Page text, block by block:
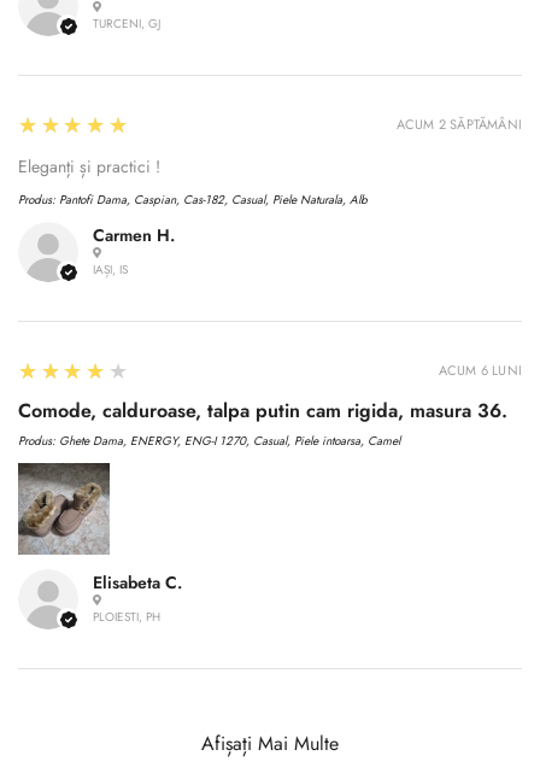
TURCENI, GJ
Carmen H.
IAȘI, IS
5
★★★★★
Eleganți și practici !
Produs: Pantofi Dama, Caspian, Cas-182, Casual, Piele Naturala, Alb
ACUM 2 SĂPTĂMÂNI
Elisabeta C.
PLOIESTI, PH
4
★★★★★
Comode, calduroase, talpa putin cam rigida, masura 36.
Produs: Ghete Dama, ENERGY, ENG-I 1270, Casual, Piele intoarsa, Camel
ACUM 6 LUNI
Afișați Mai Multe